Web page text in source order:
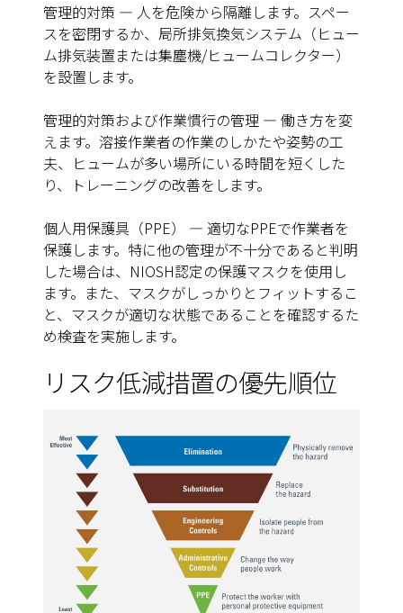
管理的対策 — 人を危険から隔離します。 スペー
スを密閉するか、局所排気換気システム（ヒュー
ム排気装置または集塵機/ヒュームコレクター）
を設置します。
管理的対策および作業慣行の管理 — 働き方を変
えます。溶接作業者の作業のしかたや姿勢の工
夫、ヒュームが多い場所にいる時間を短くした
り、トレーニングの改善をします。
個人用保護具（PPE）
— 適切なPPEで作業者を
保護します。特に他の管理が不十分であると判明
した場合は、NIOSH認定の保護マスクを使用し
ます。また、マスクがしっかりとフィットするこ
と、マスクが適切な状態であることを確認するた
め検査を実施します。
リスク低減措置の優先順位